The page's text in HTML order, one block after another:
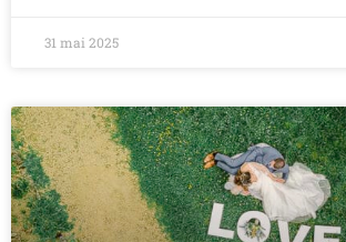
31 mai 2025